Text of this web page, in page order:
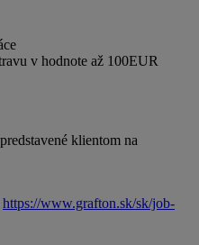
v hodnote až 100EUR
klientom na
https://www.grafton.sk/sk/job-